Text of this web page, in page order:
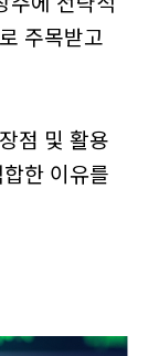
주목받고
점 및 활용
한 이유를